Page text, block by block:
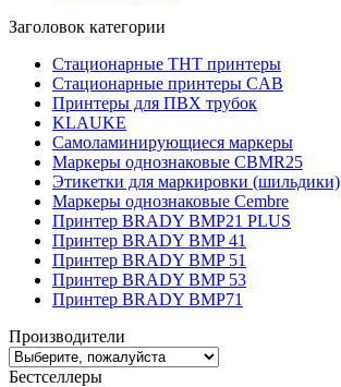
Заголовок категории
Стационарные THT принтеры
Стационарные принтеры CAB
Принтеры для ПВХ трубок
KLAUKE
Самоламинирующиеся маркеры
Маркеры однознаковые CBMR25
Этикетки для маркировки (шильдики)
Маркеры однознаковые Cembre
Принтер BRADY BMP21 PLUS
Принтер BRADY BMP 41
Принтер BRADY BMP 51
Принтер BRADY BMP 53
Принтер BRADY BMP71
Производители
Бестселлеры